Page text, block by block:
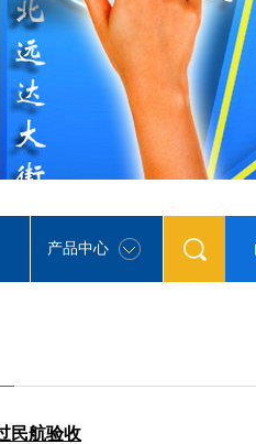
产品中心
民航验收